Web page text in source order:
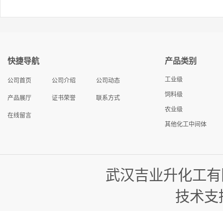
快捷导航
公司首页 公司介绍 公司动态
产品展厅 证书荣誉 联系方式
在线留言
产品类别
工业级
饲料级
农业级
其他化工中间体
武汉吉业升化工
技术